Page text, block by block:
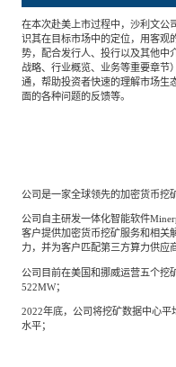
在本次赴美上市过程中，沙利文公
识其在目标市场中的定位，用客观
势，配合发行人、投行以及其他中
战略、行业概览、业务等重要章节
通，帮助投资者快速的理解市场生
面的各种问题的反馈等。
公司是一家全球领先的加密货币挖
公司自主研发一体化智能软件
客户提供加密货币挖矿服务和相关
力，并为客户匹配第三方算力供应商
公司目前在美国和挪威运营五个挖
522MW；
2022年底，公司将挖矿数据中心
水平；